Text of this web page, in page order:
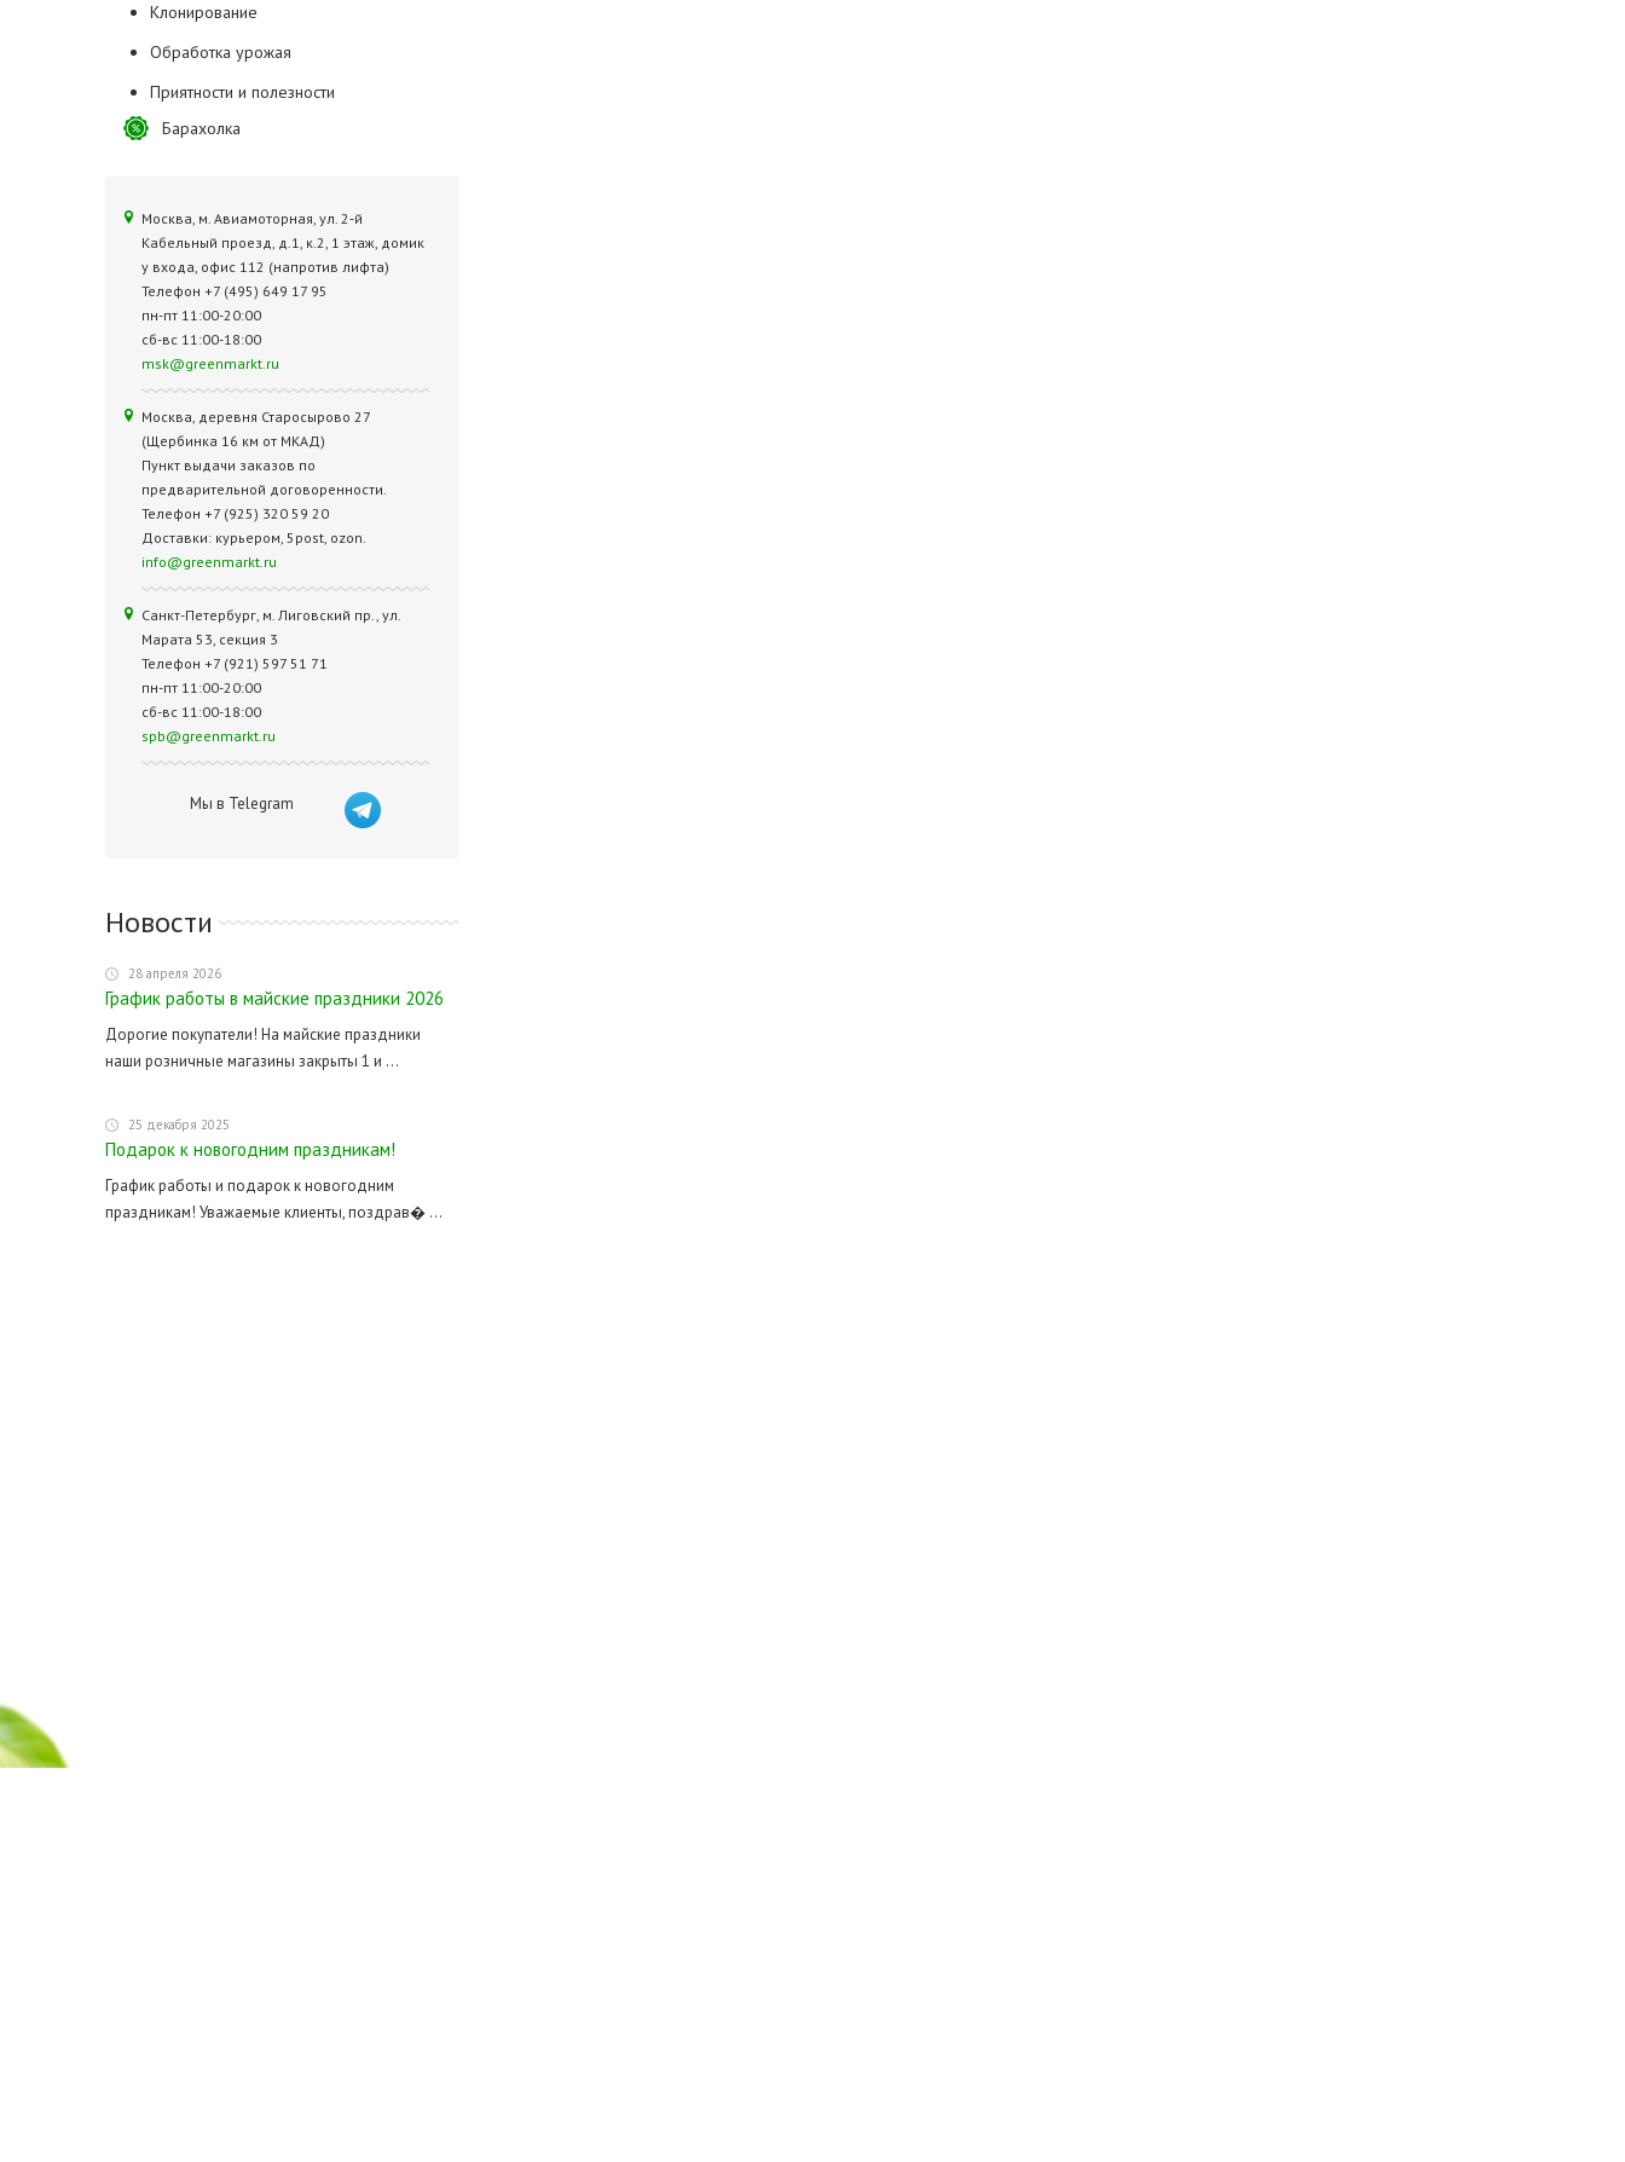
Клонирование
Обработка урожая
Приятности и полезности
Барахолка
Москва, м. Авиамоторная, ул. 2‑й
Кабельный проезд, д.1, к.2, 1 этаж, домик
у входа, офис 112 (напротив лифта)
Телефон +7 (495) 649 17 95
пн-пт 11:00-20:00
сб-вс 11:00-18:00
msk@greenmarkt.ru
Москва, деревня Старосырово 27
(Щербинка 16 км от МКАД)
Пункт выдачи заказов по
предварительной договоренности.
Телефон +7 (925) 320 59 20
Доставки: курьером, 5post, ozon.
info@greenmarkt.ru
Санкт-Петербург, м. Лиговский пр., ул.
Марата 53, секция 3
Телефон +7 (921) 597 51 71
пн-пт 11:00-20:00
сб-вс 11:00-18:00
spb@greenmarkt.ru
Мы в Telegram
Новости
28 апреля 2026
График работы в майские праздники 2026
Дорогие покупатели! На майские праздники
наши розничные магазины закрыты 1 и ...
25 декабря 2025
Подарок к новогодним праздникам!
График работы и подарок к новогодним
праздникам! Уважаемые клиенты, поздрав� ...